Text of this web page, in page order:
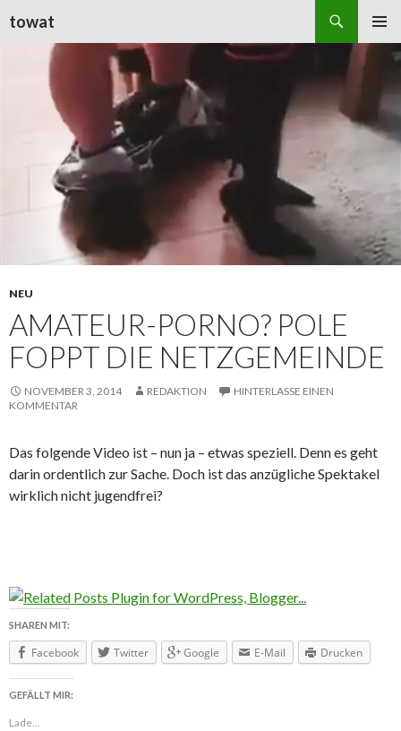
towat
MENÜ
INHALT
NEU
AMATEUR-PORNO? POLE
FOPPT DIE NETZGEMEINDE
NOVEMBER 3, 2014 REDAKTION
HINTERLASSE EINEN
KOMMENTAR
Das folgende Video ist – nun ja – etwas speziell. Denn es geht
darin ordentlich zur Sache. Doch ist das anzügliche Spektakel
wirklich nicht jugendfrei?
SHAREN MIT:
Facebook Twitter Google E-Mail Drucken
GEFÄLLT MIR:
Lade...